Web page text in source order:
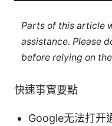
Parts of this article
assistance. Please
before relying on
快速事實要點
Google无法打开